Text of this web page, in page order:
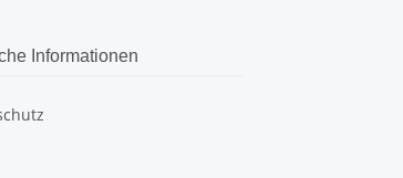
Informationen